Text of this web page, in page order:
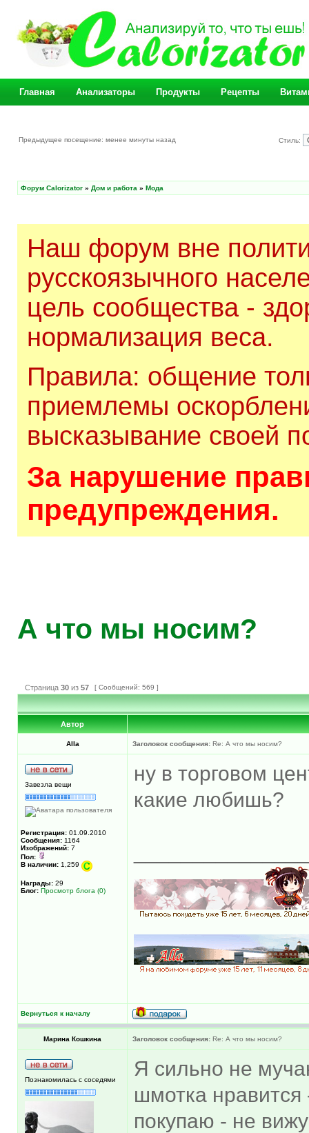
Главная Анализаторы Продукты Рецепты
Предыдущее посещение: менее минуты назад Стиль:
Форум Calorizator » Дом и работа » Мода
Наш форум вне
русскоязычного
цель сообщества -
нормализация веса.
Правила: общение
приемлемы
высказывание своей
За нарушение
предупреждения.
А что мы носим?
Страница 30 из 57 [ Сообщений: 569 ]
Автор
Alla Заголовок сообщения: Re: А что мы носим?
Завезла вещи
Регистрация: 01.09.2010
Сообщения: 1164
Изображений: 7
Пол:
В наличии: 1,259
Награды: 29
Блог: Просмотр блога (0)
ну в торговом
какие любишь?
Вернуться к началу
Марина Кошкина Заголовок сообщения: Re: А что мы носим?
Познакомилась с соседями
Я сильно не
шмотка
покупаю - не